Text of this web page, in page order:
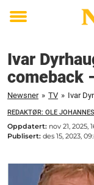
Toggle
Ivar
comeback
Newsner » TV »
REDAKTØR: OLE
Oppdatert: nov 21, 2025,
Publisert: des 15, 2023,